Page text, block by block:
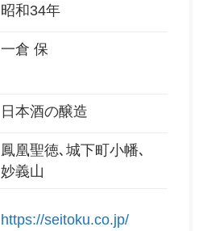
昭和34年
一倉 保
日本酒の醸造
鳳凰聖徳､城下町小幡､
妙義山
https://seitoku.co.jp/